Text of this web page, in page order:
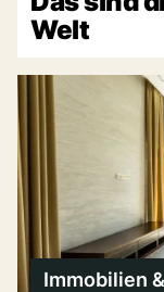
Welt
Immobilien